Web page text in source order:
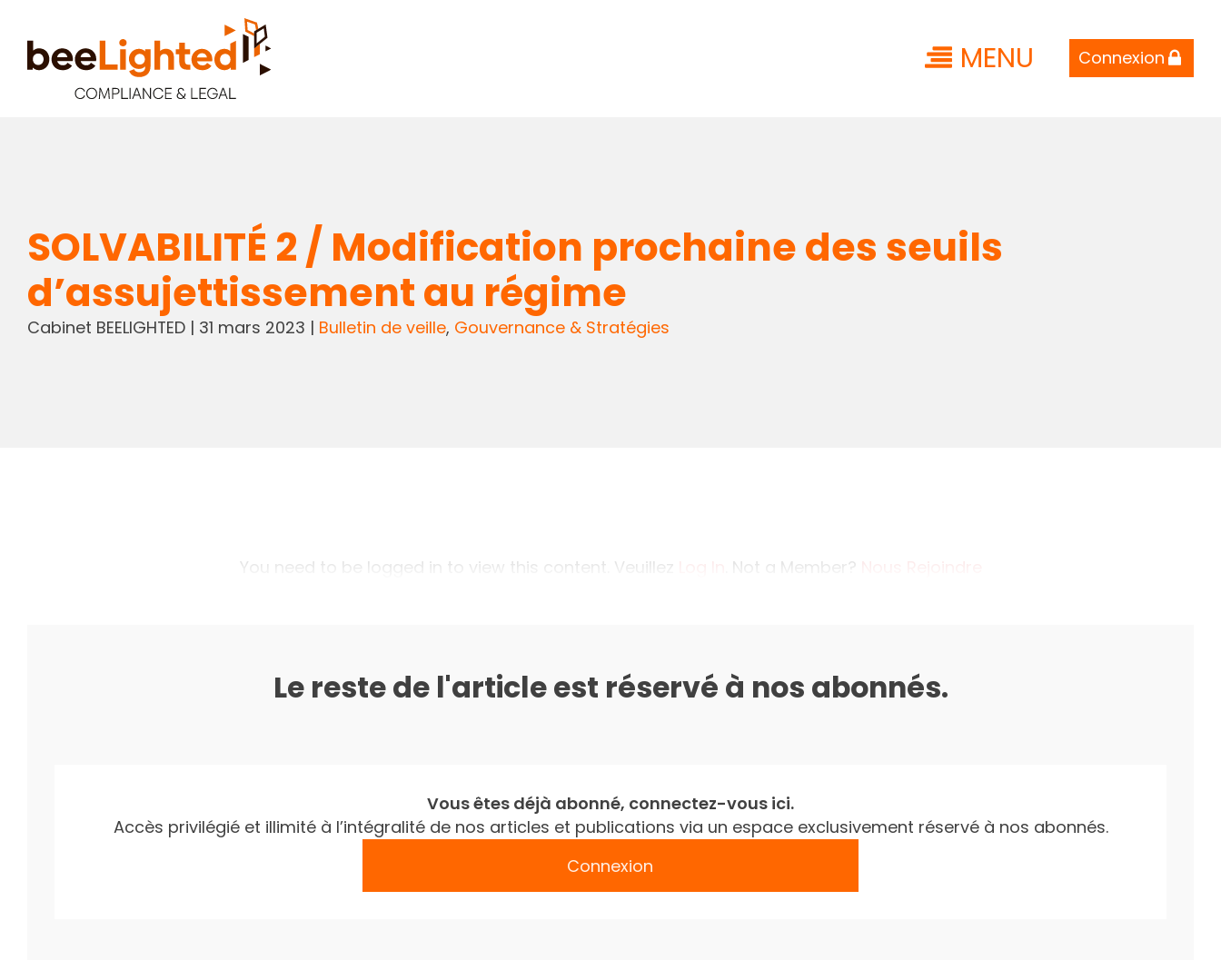
MENU Connexion
SOLVABILITÉ 2 / Modification prochaine des seuils
d’assujettissement au régime
Cabinet BEELIGHTED| 31 mars 2023 | Bulletin de veille, Gouvernance & Stratégies
You need to be logged in to view this content. Veuillez . Not a Member?
Le reste de l'article est réservé à nos abonnés.
Vous êtes déjà abonné, connectez-vous ici.
Accès privilégié et illimité à l’intégralité de nos articles et publications via un espace exclusivement réservé à nos abonnés.
Connexion